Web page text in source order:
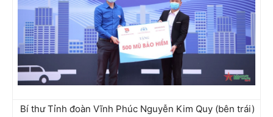
Bí thư Tỉnh đoàn Vĩnh Phúc Nguyễn Kim Quy (bên trái)